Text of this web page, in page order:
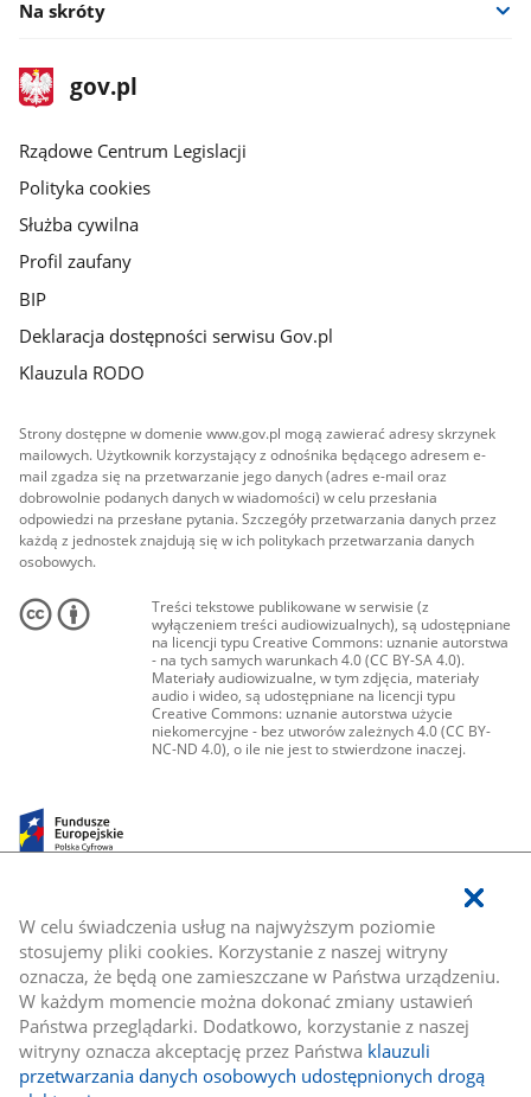
W celu świadczenia usług na najwyższym poziomie
stosujemy pliki cookies. Korzystanie z naszej witryny
oznacza, że będą one zamieszczane w Państwa urządzeniu.
W każdym momencie można dokonać zmiany ustawień
Państwa przeglądarki. Dodatkowo, korzystanie z naszej
witryny oznacza akceptację przez Państwa klauzuli
przetwarzania danych osobowych udostępnionych drogą
Na skróty
stopka
gov.plStrona
gov.pl
Rządowe Centrum Legislacji
Polityka cookies
Służba cywilna
Profil zaufany
BIP
Deklaracja dostępności serwisu Gov.pl
Klauzula RODO
Strony dostępne w domenie www.gov.pl mogą zawierać adresy skrzynek
mailowych. Użytkownik korzystający z odnośnika będącego adresem e-
mail zgadza się na przetwarzanie jego danych (adres e-mail oraz
dobrowolnie podanych danych w wiadomości) w celu przesłania
odpowiedzi na przesłane pytania. Szczegóły przetwarzania danych przez
każdą z jednostek znajdują się w ich politykach przetwarzania danych
osobowych.
Treści tekstowe publikowane w serwisie (z
wyłączeniem treści audiowizualnych), są udostępniane
na licencji typu Creative Commons: uznanie autorstwa
- na tych samych warunkach 4.0 (CC BY-SA 4.0).
Materiały audiowizualne, w tym zdjęcia, materiały
audio i wideo, są udostępniane na licencji typu
Creative Commons: uznanie autorstwa użycie
niekomercyjne - bez utworów zależnych 4.0 (CC BY-
NC-ND 4.0), o ile nie jest to stwierdzone inaczej.